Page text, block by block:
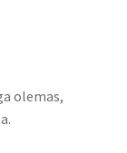
olemas,